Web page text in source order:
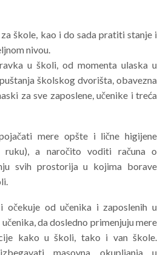
škole, kao i do sada pratiti stanje i
nivou.
u školi, od momenta ulaska u
školskog dvorišta, obavezna
za sve zaposlene, učenike i treća
mere opšte i lične higijene
ruku), a naročito voditi računa o
svih prostorija u kojima borave
očekuje od učenika i zaposlenih u
da dosledno primenjuju mere
kako u školi, tako i van škole.
masovna okupljanja u